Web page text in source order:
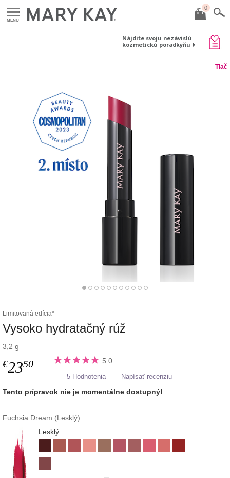
MENU
0
Nájdite svoju nezávislú
kozmetickú poradkyňu
Tlač
Limitovaná edícia*
Vysoko hydratačný rúž
3,2 g
€2350 5.0
5 Hodnotenia Napísať recenziu
Tento prípravok nie je momentálne dostupný!
Fuchsia Dream (Lesklý)
Lesklý